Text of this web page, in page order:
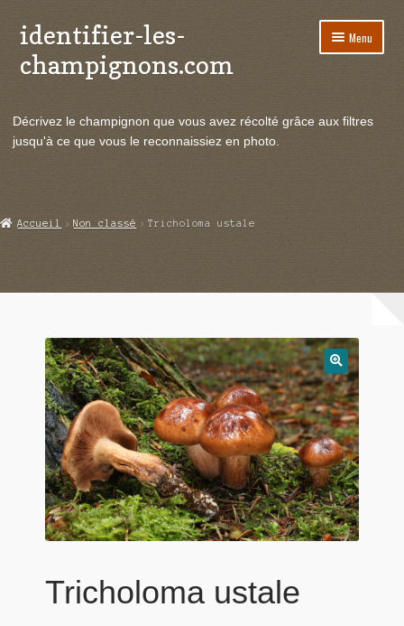
Aller
à
la
Aller
au
contenu
identifier-les-
champignons.com
Menu
le
Actualités
Echanges et contacts
Décrivez le champignon que vous avez récolté grâce aux filtres
jusqu'à ce que vous le reconnaissiez en photo.
Accueil Non classé Tricholoma ustale
Tricholoma ustale